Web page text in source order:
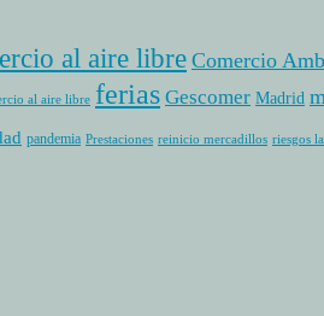
al aire libre Comercio
al aire libre ferias Gescomer Madrid
pandemia Prestaciones reinicio mercadillos riesgos